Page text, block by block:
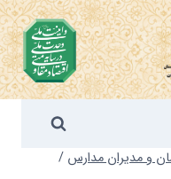
و مدیران مدارس /